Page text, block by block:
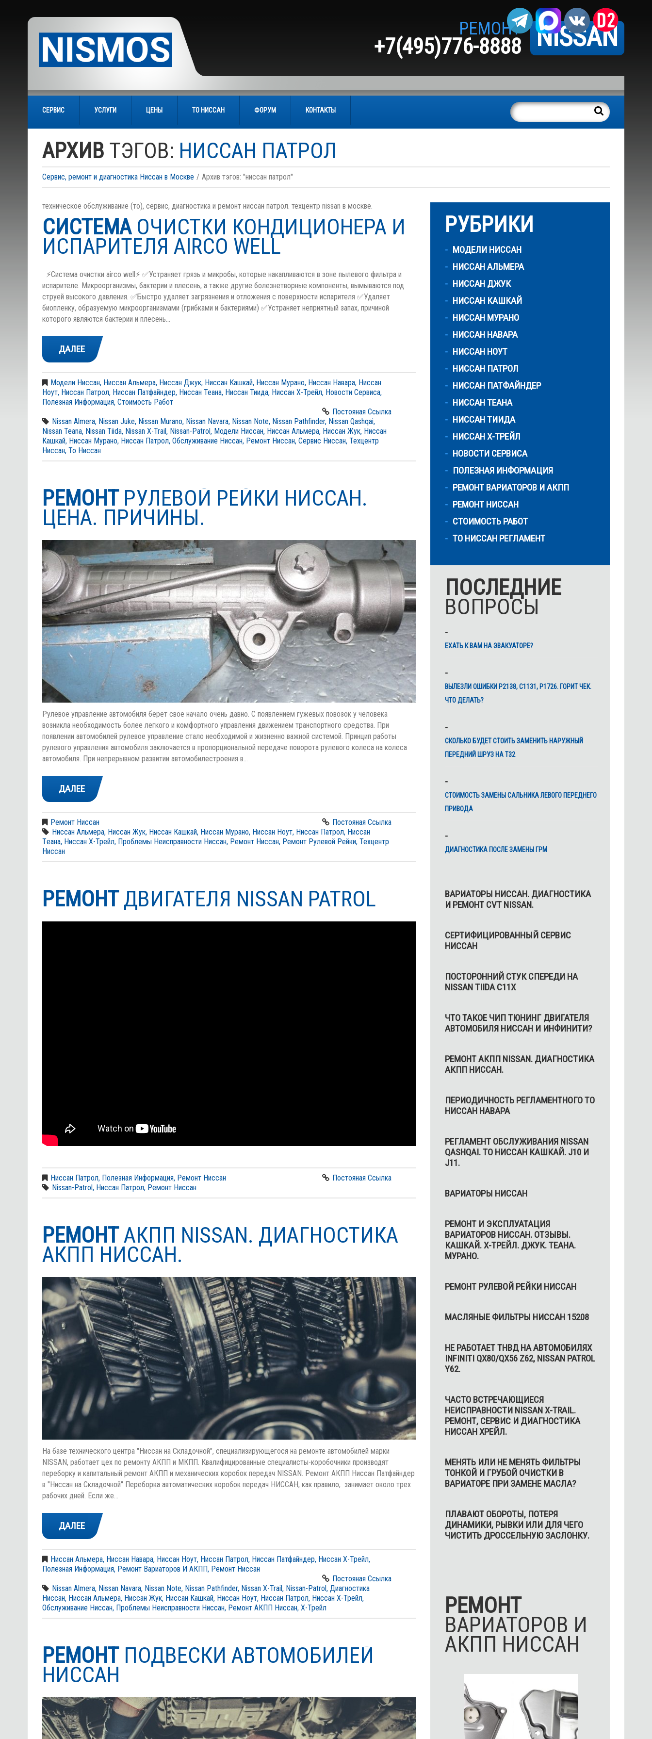
NISSAN
РЕМОНТ
+7(495)776-8888
СЕРВИС УСЛУГИ ЦЕНЫ ТО НИССАН ФОРУМ КОНТАКТЫ
АРХИВ ТЭГОВ: НИССАН ПАТРОЛ
Сервис, ремонт и диагностика Ниссан в Москве Архив тэгов: "ниссан патрол"
техническое обслуживание (то), сервис, диагностика и ремонт ниссан патрол. техцентр nissan в москве.
СИСТЕМАОЧИСТКИ КОНДИЦИОНЕРА И
ИСПАРИТЕЛЯ AIRCO WELL
⚡Система очистки airco well⚡ ✅Устраняет грязь и микробы, которые накапливаются в зоне пылевого фильтра и
испарителе. Микроорганизмы, бактерии и плесень, а также другие болезнетворные компоненты, вымываются под
струей высокого давления. ✅Быстро удаляет загрязнения и отложения с поверхности испарителя ✅Удаляет
биопленку, образуемую микроорганизмами (грибками и бактериями) ✅Устраняет неприятный запах, причиной
которого являются бактерии и плесень…
ДАЛЕЕ
Модели Ниссан, Ниссан Альмера, Ниссан Джук, Ниссан Кашкай, Ниссан Мурано, Ниссан Навара, Ниссан
Ноут, Ниссан Патрол, Ниссан Патфайндер, Ниссан Теана, Ниссан Тиида, Ниссан Х-Трейл, Новости Сервиса,
Полезная Информация, Стоимость Работ
Постояная Ссылка
Nissan Almera, Nissan Juke, Nissan Murano, Nissan Navara, Nissan Note, Nissan Pathfinder, Nissan Qashqai,
Nissan Teana, Nissan Tiida, Nissan X-Trail, Nissan-Patrol, Модели Ниссан, Ниссан Альмера, Ниссан Жук, Ниссан
Кашкай, Ниссан Мурано, Ниссан Патрол, Обслуживание Ниссан, Ремонт Ниссан, Сервис Ниссан, Техцентр
Ниссан, То Ниссан
РЕМОНТРУЛЕВОЙ РЕЙКИ НИССАН.
ЦЕНА. ПРИЧИНЫ.
Рулевое управление автомобиля берет свое начало очень давно. С появлением гужевых повозок у человека
возникла необходимость более легкого и комфортного управления движением транспортного средства. При
появлении автомобилей рулевое управление стало необходимой и жизненно важной системой. Принцип работы
рулевого управления автомобиля заключается в пропорциональной передаче поворота рулевого колеса на колеса
автомобиля. При непрерывном развитии автомобилестроения в…
ДАЛЕЕ
Ремонт Ниссан
Постояная Ссылка
Ниссан Альмера, Ниссан Жук, Ниссан Кашкай, Ниссан Мурано, Ниссан Ноут, Ниссан Патрол, Ниссан
Тeана, Ниссан Х-Трейл, Проблемы Неисправности Ниссан, Ремонт Ниссан, Ремонт Рулевой Рейки, Техцентр
Ниссан
РЕМОНТДВИГАТЕЛЯ NISSAN PATROL
Ниссан Патрол, Полезная Информация, Ремонт Ниссан
Постояная Ссылка
Nissan-Patrol, Ниссан Патрол, Ремонт Ниссан
РЕМОНТАКПП NISSAN. ДИАГНОСТИКА
АКПП НИССАН.
На базе технического центра "Ниссан на Складочной", специализирующегося на ремонте автомобилей марки
NISSAN, работает цех по ремонту АКПП и МКПП. Квалифицированные специалисты-коробочники производят
переборку и капитальный ремонт АКПП и механических коробок передач NISSAN. Ремонт АКПП Ниссан Патфайндер
в "Ниссан на Складочной" Переборка автоматических коробок передач НИССАН, как правило, занимает около трех
рабочих дней. Если же…
ДАЛЕЕ
Ниссан Альмера, Ниссан Навара, Ниссан Ноут, Ниссан Патрол, Ниссан Патфайндер, Ниссан Х-Трейл,
Полезная Информация, Ремонт Вариаторов И АКПП, Ремонт Ниссан
Постояная Ссылка
Nissan Almera, Nissan Navara, Nissan Note, Nissan Pathfinder, Nissan X-Trail, Nissan-Patrol, Диагностика
Ниссан, Ниссан Альмера, Ниссан Жук, Ниссан Кашкай, Ниссан Ноут, Ниссан Патрол, Ниссан Х-Трейл,
Обслуживание Ниссан, Проблемы Неисправности Ниссан, Ремонт АКПП Ниссан, Х-Трейл
РЕМОНТПОДВЕСКИ АВТОМОБИЛЕЙ
НИССАН
РУБРИКИ
МОДЕЛИ НИССАН
НИССАН АЛЬМЕРА
НИССАН ДЖУК
НИССАН КАШКАЙ
НИССАН МУРАНО
НИССАН НАВАРА
НИССАН НОУТ
НИССАН ПАТРОЛ
НИССАН ПАТФАЙНДЕР
НИССАН ТЕАНА
НИССАН ТИИДА
НИССАН Х-ТРЕЙЛ
НОВОСТИ СЕРВИСА
ПОЛЕЗНАЯ ИНФОРМАЦИЯ
РЕМОНТ ВАРИАТОРОВ И АКПП
РЕМОНТ НИССАН
СТОИМОСТЬ РАБОТ
ТО НИССАН РЕГЛАМЕНТ
ПОСЛЕДНИЕ
ВОПРОСЫ
ЕХАТЬ К ВАМ НА ЭВАКУАТОРЕ?
ВЫЛЕЗЛИ ОШИБКИ Р2138, С1131, Р1726. ГОРИТ ЧЕК.
ЧТО ДЕЛАТЬ?
СКОЛЬКО БУДЕТ СТОИТЬ ЗАМЕНИТЬ НАРУЖНЫЙ
ПЕРЕДНИЙ ШРУЗ НА Т32
CТОИМОСТЬ ЗАМЕНЫ САЛЬНИКА ЛЕВОГО ПЕРЕДНЕГО
ПРИВОДА
ДИАГНОСТИКА ПОСЛЕ ЗАМЕНЫ ГРМ
ВАРИАТОРЫ НИССАН. ДИАГНОСТИКА
И РЕМОНТ CVT NISSAN.
СЕРТИФИЦИРОВАННЫЙ СЕРВИС
НИССАН
ПОСТОРОННИЙ СТУК СПЕРЕДИ НА
NISSAN TIIDA C11X
ЧТО ТАКОЕ ЧИП ТЮНИНГ ДВИГАТЕЛЯ
АВТОМОБИЛЯ НИССАН И ИНФИНИТИ?
РЕМОНТ АКПП NISSAN. ДИАГНОСТИКА
АКПП НИССАН.
ПЕРИОДИЧНОСТЬ РЕГЛАМЕНТНОГО ТО
НИССАН НАВАРА
РЕГЛАМЕНТ ОБСЛУЖИВАНИЯ NISSAN
QASHQAI. ТО НИССАН КАШКАЙ. J10 И
J11.
ВАРИАТОРЫ НИССАН
РЕМОНТ И ЭКСПЛУАТАЦИЯ
ВАРИАТОРОВ НИССАН. ОТЗЫВЫ.
КАШКАЙ. Х-ТРЕЙЛ. ДЖУК. ТЕАНА.
МУРАНО.
РЕМОНТ РУЛЕВОЙ РЕЙКИ НИССАН
МАСЛЯНЫЕ ФИЛЬТРЫ НИССАН 15208
НЕ РАБОТАЕТ ТНВД НА АВТОМОБИЛЯХ
INFINITI QX80/QX56 Z62, NISSAN PATROL
Y62.
ЧАСТО ВСТРЕЧАЮЩИЕСЯ
НЕИСПРАВНОСТИ NISSAN X-TRAIL.
РЕМОНТ, СЕРВИС И ДИАГНОСТИКА
НИССАН ХРЕЙЛ.
МЕНЯТЬ ИЛИ НЕ МЕНЯТЬ ФИЛЬТРЫ
ТОНКОЙ И ГРУБОЙ ОЧИСТКИ В
ВАРИАТОРЕ ПРИ ЗАМЕНЕ МАСЛА?
ПЛАВАЮТ ОБОРОТЫ, ПОТЕРЯ
ДИНАМИКИ, РЫВКИ ИЛИ ДЛЯ ЧЕГО
ЧИСТИТЬ ДРОССЕЛЬНУЮ ЗАСЛОНКУ.
РЕМОНТ
ВАРИАТОРОВ И
АКПП НИССАН